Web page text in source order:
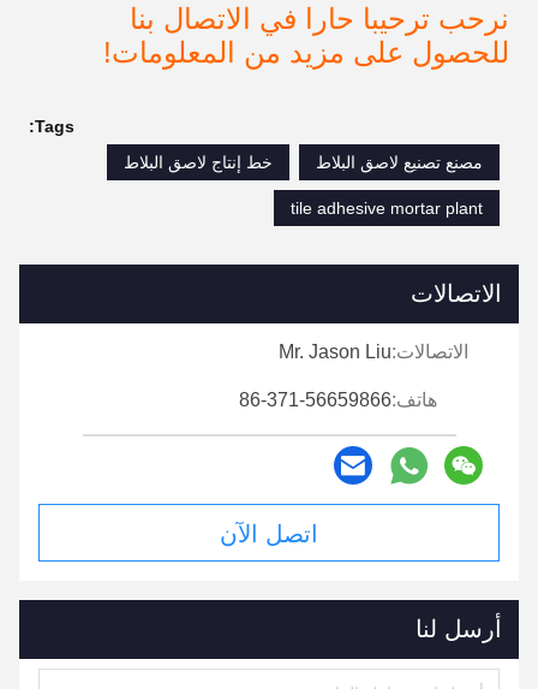
نرحب ترحيبا حارا في الاتصال بنا
للحصول على مزيد من المعلومات!
Tags:
مصنع تصنيع لاصق البلاط
خط إنتاج لاصق البلاط
tile adhesive mortar plant
الاتصالات
الاتصالات:Mr. Jason Liu
هاتف:86-371-56659866
اتصل الآن
أرسل لنا